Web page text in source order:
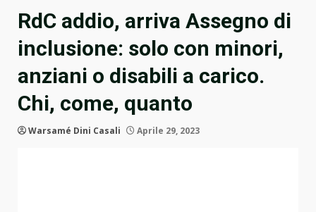
RdC addio, arriva Assegno di
inclusione: solo con minori,
anziani o disabili a carico.
Chi, come, quanto
Warsamé Dini Casali Aprile 29, 2023